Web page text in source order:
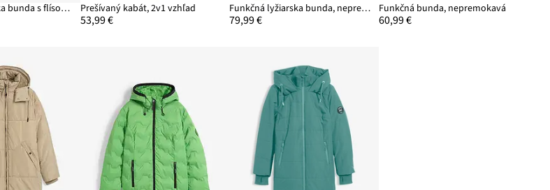
Funkčná lyžiarska bunda s flísovou podšívkou, vodoodolná Prešívaný kabát, 2v1 vzhľad
53,99 €
Funkčná lyžiarska bunda, nepremokavá
79,99 €
Funkčná bunda, nepremokavá
60,99 €